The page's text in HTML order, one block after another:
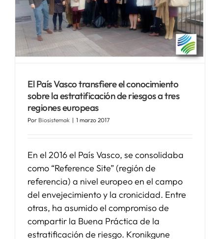
El País Vasco transfiere el conocimiento
sobre la estratificación de riesgos a tres
regiones europeas
Por Biosistemak | 1 marzo 2017
En el 2016 el País Vasco, se consolidaba
como “Reference Site” (región de
referencia) a nivel europeo en el campo
del envejecimiento y la cronicidad. Entre
otras, ha asumido el compromiso de
compartir la Buena Práctica de la
estratificación de riesgo. Kronikgune